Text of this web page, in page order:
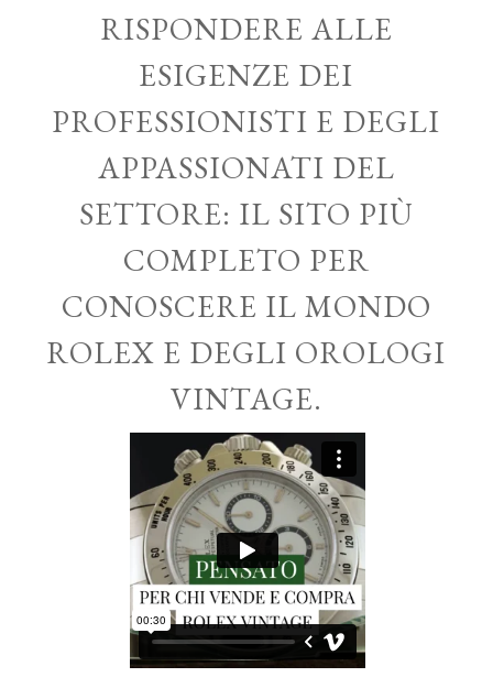
RISPONDERE ALLE
ESIGENZE DEI
PROFESSIONISTI E DEGLI
APPASSIONATI DEL
SETTORE: IL SITO PIÙ
COMPLETO PER
CONOSCERE IL MONDO
ROLEX E DEGLI OROLOGI
VINTAGE.